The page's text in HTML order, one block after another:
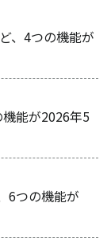
、4つの機能が
能が2026年5
6つの機能が